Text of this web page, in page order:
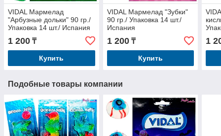
VIDAL Мармелад
"Арбузные дольки" 90 гр./
Упаковка 14 шт./ Испания
1 200 ₸
Купить
VIDAL Мармелад "Зубки"
90 гр./ Упаковка 14 шт./
Испания
1 200₸
Купить
1
Подобные товары компании